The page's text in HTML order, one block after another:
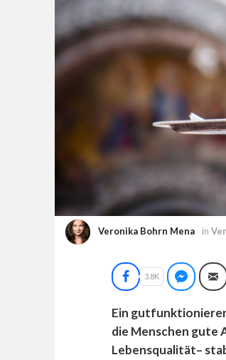
Veronika Bohrn Mena in
Facebook
3.8K
Ein
die Menschen gute
Lebensqualität–